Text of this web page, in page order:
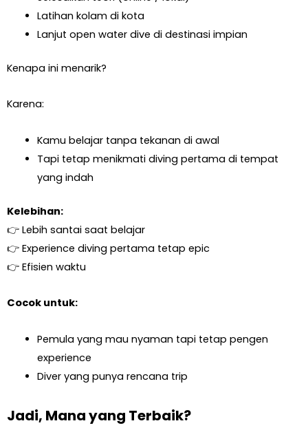
Latihan kolam di kota
Lanjut open water dive di destinasi impian
Kenapa ini menarik?
Karena:
Kamu belajar tanpa tekanan di awal
Tapi tetap menikmati diving pertama di tempat
yang indah
Kelebihan:
👉 Lebih santai saat belajar
👉 Experience diving pertama tetap epic
👉 Efisien waktu
Cocok untuk:
Pemula yang mau nyaman tapi tetap pengen
experience
Diver yang punya rencana trip
Jadi, Mana yang Terbaik?